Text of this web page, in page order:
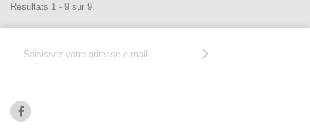
Résultats 1 - 9 sur 9.